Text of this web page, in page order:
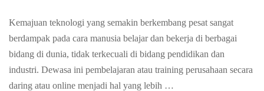
Kemajuan teknologi yang semakin berkembang pesat sangat
berdampak pada cara manusia belajar dan bekerja di berbagai
bidang di dunia, tidak terkecuali di bidang pendidikan dan
industri. Dewasa ini pembelajaran atau training perusahaan secara
daring atau online menjadi hal yang lebih …